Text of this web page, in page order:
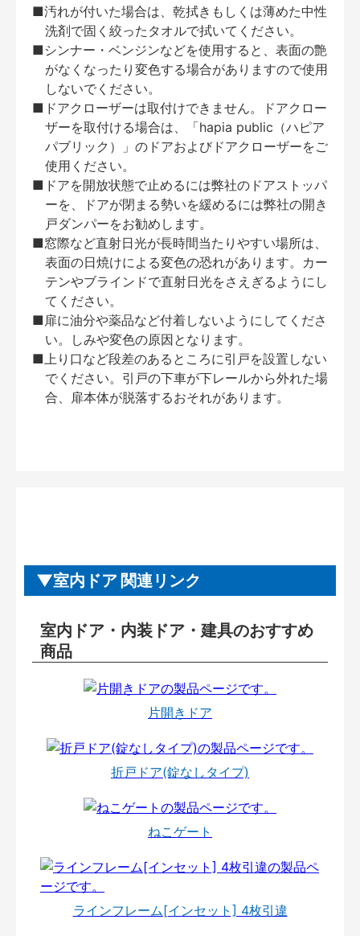
■汚れが付いた場合は、乾拭きもしくは薄めた中性
洗剤で固く絞ったタオルで拭いてください。
■シンナー・ベンジンなどを使用すると、表面の艶
がなくなったり変色する場合がありますので使用
しないでください。
■ドアクローザーは取付けできません。ドアクロー
ザーを取付ける場合は、「hapia public（ハピア
パブリック）」のドアおよびドアクローザーをご
使用ください。
■ドアを開放状態で止めるには弊社のドアストッパ
ーを、ドアが閉まる勢いを緩めるには弊社の開き
戸ダンパーをお勧めします。
■窓際など直射日光が長時間当たりやすい場所は、
表面の日焼けによる変色の恐れがあります。カー
テンやブラインドで直射日光をさえぎるようにし
てください。
■扉に油分や薬品など付着しないようにしてくださ
い。しみや変色の原因となります。
■上り口など段差のあるところに引戸を設置しない
でください。引戸の下車が下レールから外れた場
合、扉本体が脱落するおそれがあります。
室内ドア 関連リンク
室内ドア・内装ドア・建具のおすすめ
商品
片開きドア
折戸ドア(錠なしタイプ)
ねこゲート
ラインフレーム[インセット] 4枚引違